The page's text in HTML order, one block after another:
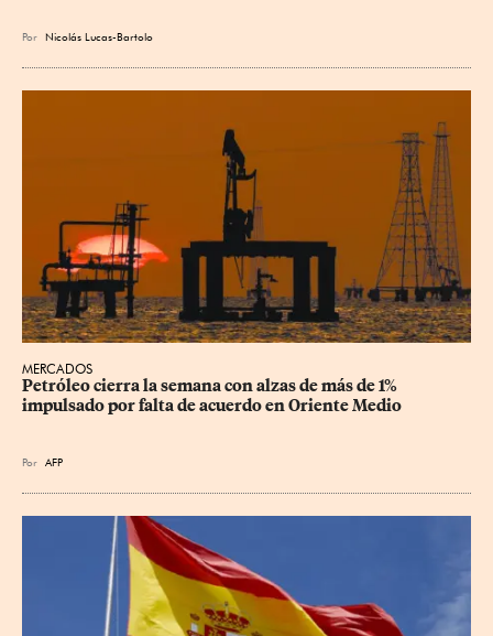
Por Nicolás Lucas-Bartolo
MERCADOS
Petróleo cierra la semana con alzas de más de 1%
impulsado por falta de acuerdo en Oriente Medio
Por AFP